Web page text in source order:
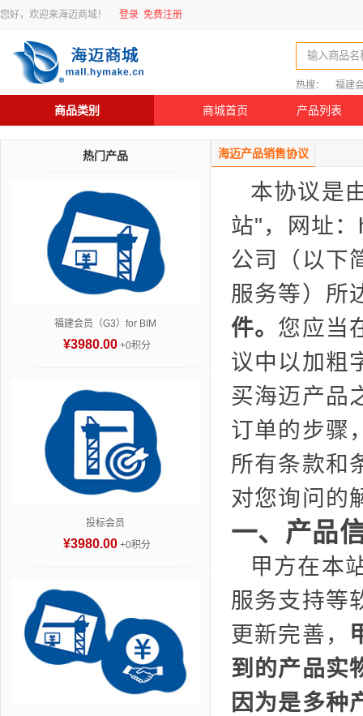
您好，欢迎来海迈商城！ 登录 免费注册
输入商品名
热搜： 福建
商品类别 商城首页 产品列表
热门产品
福建会员（G3）for BIM
¥3980.00 +0积分
投标会员
¥3980.00 +0积分
海迈产品销售协议
本协议是
站"，网址
公司（以下
服务等）所
件。 您应当
议中以加粗
买海迈产品
订单的步骤
所有条款和
对您询问的
一、产品
甲方在本
服务支持等
更新完善，
到的产品实
因为是多种